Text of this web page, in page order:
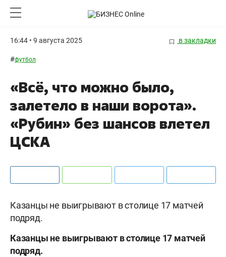
16:44 • 9 августа 2025 в закладки
#футбол
«Всё, что можно было,
залетело в наши ворота».
«Рубин» без шансов влетел
ЦСКА
Казанцы не выигрывают в столице 17 матчей
подряд.
Казанцы не выигрывают в столице 17 матчей
подряд.